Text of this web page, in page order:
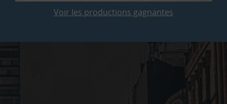
Voir les productions gagnantes